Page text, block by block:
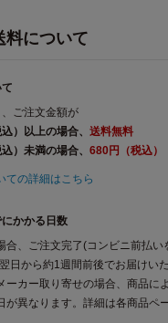
料について
ご注文金額が
）以上の場合、 送料無料
）未満の場合、 680円（税込）
ての詳細はこちら
かかる日数
合、ご注文完了(コンビニ前払い
日から約1週間前後でお届けいた
ーカー取り寄せの場合、商品に
が異なります。詳細は各商品ペ